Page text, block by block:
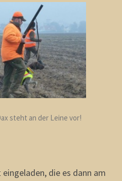
steht an der Leine vor!
die es dann am